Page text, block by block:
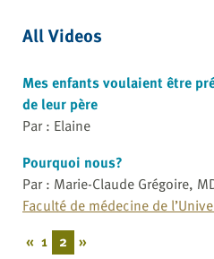
All Videos
Mes enfants voulaient être
de leur père
Par : Elaine
Pourquoi nous?
Par : Marie-Claude Grégoire,
Faculté de médecine de
« 1 2 »